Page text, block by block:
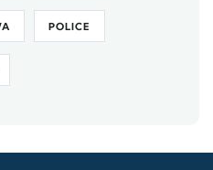
POLICE